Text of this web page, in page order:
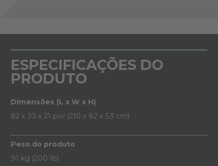
ESPECIFICAÇÕES DO
PRODUTO
Dimensões (L x W x H)
82 x 33 x 21 pol (210 x 82 x 53 cm)
Peso do produto
91 kg (200 lb)